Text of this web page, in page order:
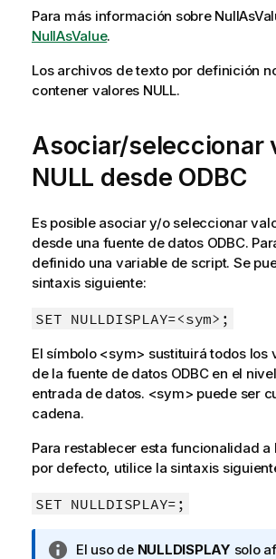
n
f
r
m
i
v
a
Para más información sobre
NullAsValue.
Los archivos de texto por definición
contener valores NULL.
Asociar/seleccionar
NULL desde ODBC
Es posible asociar y/o seleccionar
desde una fuente de datos ODBC.
definido una variable de script. Se
sintaxis siguiente:
SET NULLDISPLAY=<sym>;
El símbolo <sym> sustituirá todos los
de la fuente de datos ODBCen el
entrada de datos. <sym> puede ser
cadena.
Para restablecer esta funcionalidad a
por defecto, utilice la sintaxis
SET NULLDISPLAY=;
N
El uso de NULLDISPLAY solo